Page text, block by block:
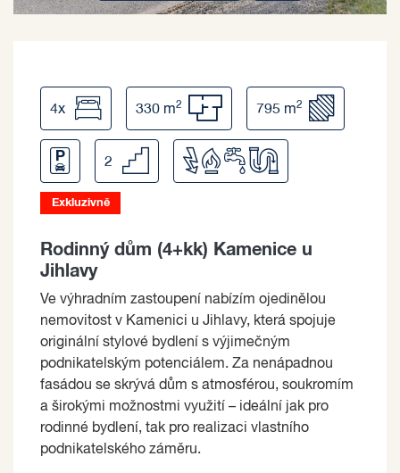
4x 330 m2 795 m2
2
Exkluzivně
Rodinný dům (4+kk) Kamenice u
Jihlavy
Ve výhradním zastoupení nabízím ojedinělou
nemovitost v Kamenici u Jihlavy, která spojuje
originální stylové bydlení s výjimečným
podnikatelským potenciálem. Za nenápadnou
fasádou se skrývá dům s atmosférou, soukromím
a širokými možnostmi využití – ideální jak pro
rodinné bydlení, tak pro realizaci vlastního
podnikatelského záměru.